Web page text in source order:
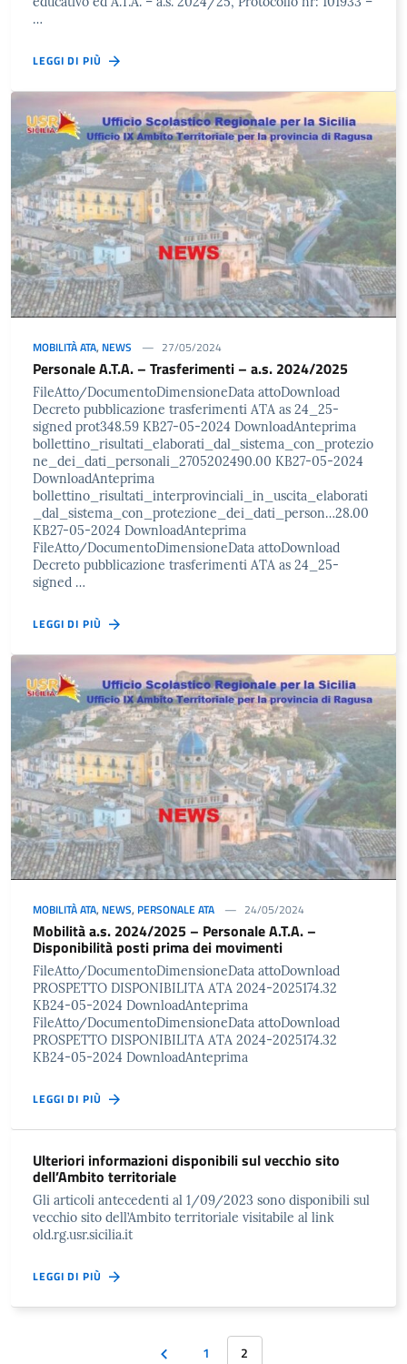
…
LEGGI DI PIÙ
MOBILITÀ ATA, NEWS 27/05/2024
Personale A.T.A. – Trasferimenti – a.s. 2024/2025
FileAtto/DocumentoDimensioneData attoDownload
Decreto pubblicazione trasferimenti ATA as 24_25-
signed prot348.59 KB27-05-2024 DownloadAnteprima
bollettino_risultati_elaborati_dal_sistema_con_protezio
ne_dei_dati_personali_2705202490.00 KB27-05-2024
DownloadAnteprima
bollettino_risultati_interprovinciali_in_uscita_elaborati
_dal_sistema_con_protezione_dei_dati_person…28.00
KB27-05-2024 DownloadAnteprima
FileAtto/DocumentoDimensioneData attoDownload
Decreto pubblicazione trasferimenti ATA as 24_25-
signed …
LEGGI DI PIÙ
MOBILITÀ ATA, NEWS, PERSONALE ATA 24/05/2024
Mobilità a.s. 2024/2025 – Personale A.T.A. –
Disponibilità posti prima dei movimenti
FileAtto/DocumentoDimensioneData attoDownload
PROSPETTO DISPONIBILITA ATA 2024-2025174.32
KB24-05-2024 DownloadAnteprima
FileAtto/DocumentoDimensioneData attoDownload
PROSPETTO DISPONIBILITA ATA 2024-2025174.32
KB24-05-2024 DownloadAnteprima
LEGGI DI PIÙ
Ulteriori informazioni disponibili sul vecchio sito
dell’Ambito territoriale
Gli articoli antecedenti al 1/09/2023 sono disponibili sul
vecchio sito dell’Ambito territoriale visitabile al link
old.rg.usr.sicilia.it
LEGGI DI PIÙ
1 2